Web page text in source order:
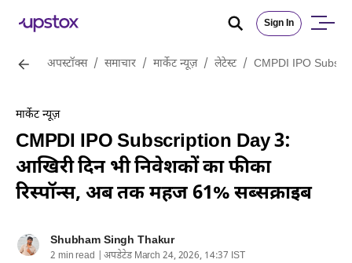
Sign In
अपस्टॉक्स / समाचार / मार्केट न्यूज़ / लेटेस्ट / CMPDI IPO
मार्केट न्यूज़
CMPDI IPO Subscription Day 3:
आखिरी दिन भी निवेशकों का फीका
रिस्पॉन्स, अब तक महज 61% सब्सक्राइब
Shubham Singh Thakur
2 min read | अपडेटेड March 24, 2026, 14:37 IST